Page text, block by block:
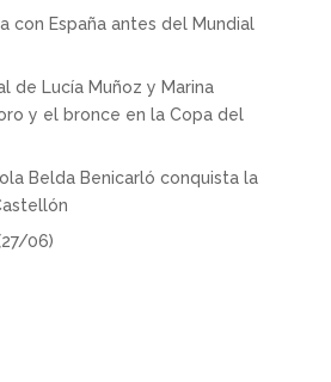
con España antes del Mundial
de Lucía Muñoz y Marina
y el bronce en la Copa del
Belda Benicarló conquista la
06)